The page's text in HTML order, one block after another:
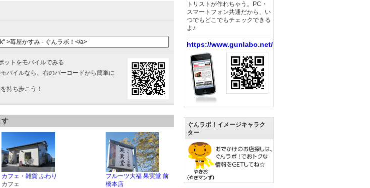
ットをモバイルでみる
バイルなら、右のバーコードから簡単に
持ち歩こう！
す
カフェ・雑貨 ふわり
カフェ
フルーツ大福 果実堂 前
橋本店
トリストが作れちゃう。PC・
スマートフォン共通だから、い
つでもどこでもチェックできる
よ♪
https://www.gunlabo.net/
ぐんラボ！イメージキャラク
ター